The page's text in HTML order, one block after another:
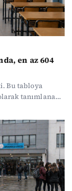
en az 604
Bu tabloya
tanımlanan